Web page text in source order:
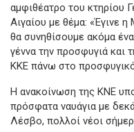
αμφιθέατρο του κτηρίου
Αιγαίου με θέμα: «Έγινε
θα συνηθίσουμε ακόμα
γέννα την προσφυγιά και
ΚΚΕ πάνω στο
Η ανακοίνωση της ΚΝΕ
πρόσφατα ναυάγια με
Λέσβο, πολλοί νέοι